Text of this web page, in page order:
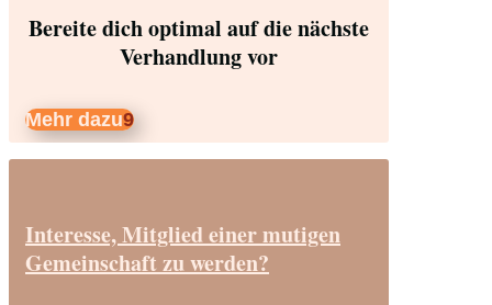
Bereite dich optimal auf die nächste
Verhandlung vor
Mehr dazu
Interesse, Mitglied einer mutigen
Gemeinschaft zu werden?